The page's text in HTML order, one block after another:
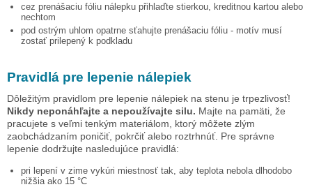
cez prenášaciu fóliu nálepku přihlaďte stierkou, kreditnou kartou alebo
nechtom
pod ostrým uhlom opatrne sťahujte prenášaciu fóliu - motív musí
zostať prilepený k podkladu
Pravidlá pre lepenie nálepiek
Dôležitým pravidlom pre lepenie nálepiek na stenu je trpezlivosť!
Nikdy neponáhľajte a nepoužívajte silu. Majte na pamäti, že
pracujete s veľmi tenkým materiálom, ktorý môžete zlým
zaobchádzaním poničiť, pokrčiť alebo roztrhnúť. Pre správne
lepenie dodržujte nasledujúce pravidlá:
pri lepení v zime vykúri miestnosť tak, aby teplota nebola dlhodobo
nižšia ako 15 °C